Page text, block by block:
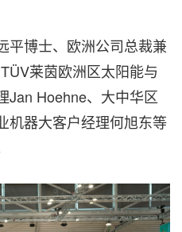
平博士、欧洲公司总裁兼
莱茵欧洲区太阳能与
Jan Hoehne、大中华区
机器大客户经理何旭东等